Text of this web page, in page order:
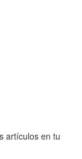
artículos en tu